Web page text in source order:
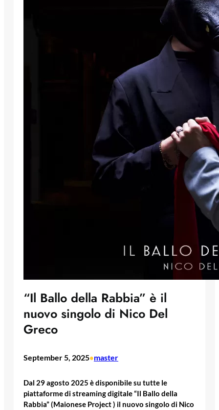
“Il Ballo della Rabbia” è il
nuovo singolo di Nico Del
Greco
September 5, 2025•master
Dal 29 agosto 2025 è disponibile su tutte le
piattaforme di streaming digitale “Il Ballo della
Rabbia” (Maionese Project ) il nuovo singolo di Nico